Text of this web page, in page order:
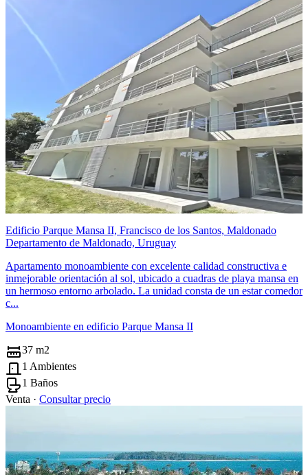
Edificio Parque Mansa II, Francisco de los Santos, Maldonado
Departamento de Maldonado, Uruguay
Apartamento monoambiente con excelente calidad constructiva e
inmejorable orientación al sol, ubicado a cuadras de playa mansa en
un hermoso entorno arbolado. La unidad consta de un estar comedor
c...
Monoambiente en edificio Parque Mansa II
37 m2
1 Ambientes
1 Baños
Venta · Consultar precio